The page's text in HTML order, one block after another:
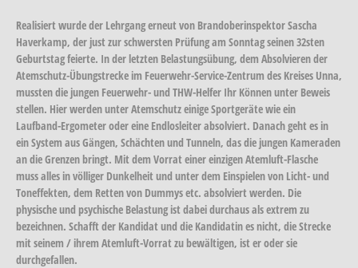
Realisiert wurde der Lehrgang erneut von Brandoberinspektor Sascha
Haverkamp, der just zur schwersten Prüfung am Sonntag seinen 32sten
Geburtstag feierte. In der letzten Belastungsübung, dem Absolvieren der
Atemschutz-Übungstrecke im Feuerwehr-Service-Zentrum des Kreises Unna,
mussten die jungen Feuerwehr- und THW-Helfer Ihr Können unter Beweis
stellen. Hier werden unter Atemschutz einige Sportgeräte wie ein
Laufband-Ergometer oder eine Endlosleiter absolviert. Danach geht es in
ein System aus Gängen, Schächten und Tunneln, das die jungen Kameraden
an die Grenzen bringt. Mit dem Vorrat einer einzigen Atemluft-Flasche
muss alles in völliger Dunkelheit und unter dem Einspielen von Licht- und
Toneffekten, dem Retten von Dummys etc. absolviert werden. Die
physische und psychische Belastung ist dabei durchaus als extrem zu
bezeichnen. Schafft der Kandidat und die Kandidatin es nicht, die Strecke
mit seinem / ihrem Atemluft-Vorrat zu bewältigen, ist er oder sie
durchgefallen.